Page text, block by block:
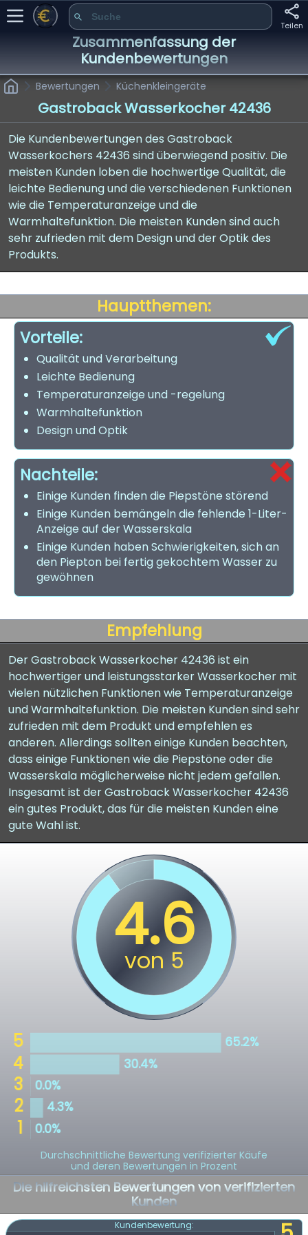
Teilen
Zusammenfassung der
Kundenbewertungen
Bewertungen Küchenkleingeräte
Gastroback Wasserkocher 42436
Die Kundenbewertungen des Gastroback
Wasserkochers 42436 sind überwiegend positiv. Die
meisten Kunden loben die hochwertige Qualität, die
leichte Bedienung und die verschiedenen Funktionen
wie die Temperaturanzeige und die
Warmhaltefunktion. Die meisten Kunden sind auch
sehr zufrieden mit dem Design und der Optik des
Produkts.
Hauptthemen:
Vorteile:
Qualität und Verarbeitung
Leichte Bedienung
Temperaturanzeige und -regelung
Warmhaltefunktion
Design und Optik
Nachteile:
Einige Kunden finden die Piepstöne störend
Einige Kunden bemängeln die fehlende 1-Liter-
Anzeige auf der Wasserskala
Einige Kunden haben Schwierigkeiten, sich an
den Piepton bei fertig gekochtem Wasser zu
gewöhnen
Empfehlung
Der Gastroback Wasserkocher 42436 ist ein
hochwertiger und leistungsstarker Wasserkocher mit
vielen nützlichen Funktionen wie Temperaturanzeige
und Warmhaltefunktion. Die meisten Kunden sind sehr
zufrieden mit dem Produkt und empfehlen es
anderen. Allerdings sollten einige Kunden beachten,
dass einige Funktionen wie die Piepstöne oder die
Wasserskala möglicherweise nicht jedem gefallen.
Insgesamt ist der Gastroback Wasserkocher 42436
ein gutes Produkt, das für die meisten Kunden eine
gute Wahl ist.
Durchschnittliche Bewertung verifizierter Käufe
und deren Bewertungen in Prozent
Die hilfreichsten Bewertungen von verifizierten
Kunden
Kundenbewertung: